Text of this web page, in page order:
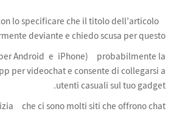
lo specificare che il titolo dell’articolo è
deviante e chiedo scusa per questo.
Android e iPhone) è probabilmente la
per videochat e consente di collegarsi a
utenti casuali sul tuo gadget.
è che ci sono molti siti che offrono chat